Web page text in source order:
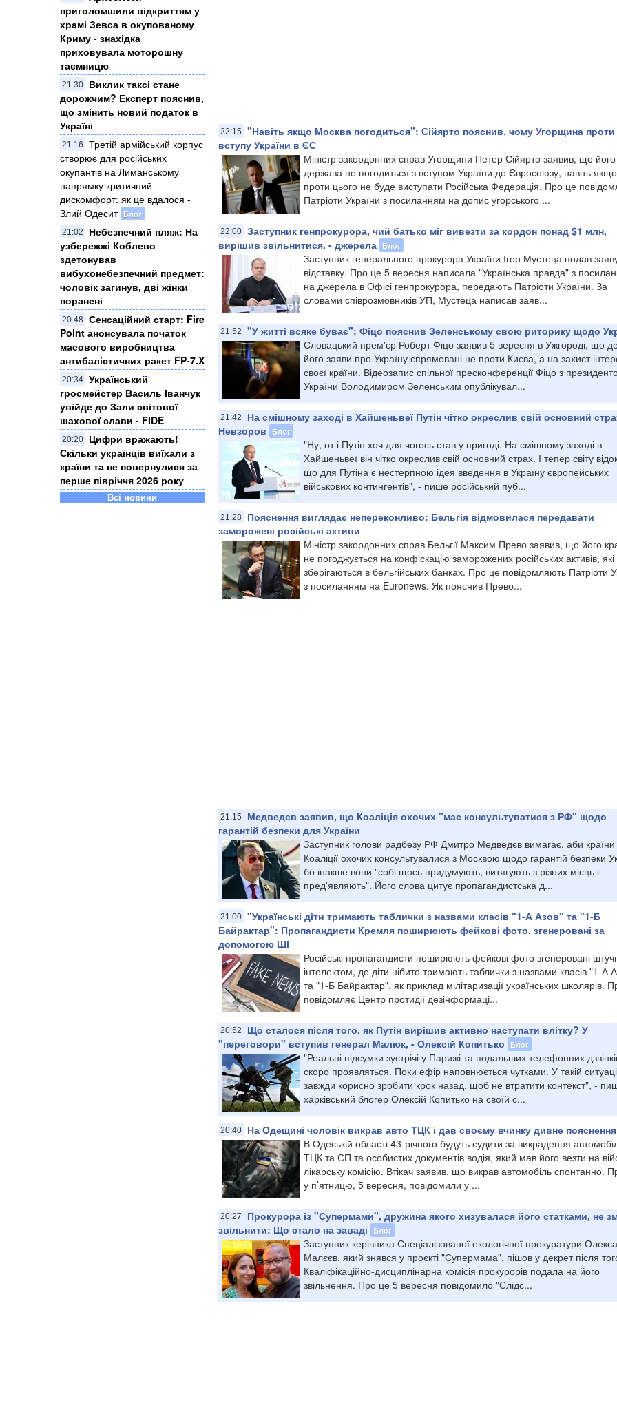
приголомшили відкриттям у
храмі Зевса в окупованому
Криму - знахідка
приховувала моторошну
таємницю
21:30
Виклик таксі стане
дорожчим? Експерт пояснив,
що змінить новий податок в
Україні
21:16
Третій армійський корпус
створює для російських
окупантів на Лиманському
напрямку критичний
дискомфорт: як це вдалося -
Злий Одесит Блог
21:02
Небезпечний пляж: На
узбережжі Коблево
здетонував
вибухонебезпечний предмет:
чоловік загинув, дві жінки
поранені
20:48 Сенсаційний старт: Fire
Point анонсувала початок
масового виробництва
антибалістичних ракет FP-7.X
20:34 Український
гросмейстер Василь Іванчук
увійде до Зали світової
шахової слави - FIDE
20:20
Цифри вражають!
Скільки українців виїхали з
країни та не повернулися за
перше півріччя 2026 року
Всі новини
22:15
"Навіть якщо Москва погодиться": Сійярто пояснив, чому Угорщина проти
вступу України в ЄС
Міністр закордонних справ Угорщини Петер Сійярто заявив, що його
держава не погодиться з вступом України до Євросоюзу, навіть якщо
проти цього не буде виступати Російська Федерація. Про це
Патріоти України з посиланням на допис угорського ...
22:00 Заступник генпрокурора, чий батько міг вивезти за кордон понад $1 млн,
вирішив звільнитися, - джерела Блог
Заступник генерального прокурора України Ігор Мустеца подав
відставку. Про це 5 вересня написала "Українська правда" з
на джерела в Офісі генпрокурора, передають Патріоти України. За
словами співрозмовників УП, Мустеца написав заяв...
21:52
"У житті всяке буває": Фіцо пояснив Зеленському свою риторику щодо
Словацький прем'єр Роберт Фіцо заявив 5 вересня в Ужгороді, що
його заяви про Україну спрямовані не проти Києва, а на захист
своєї країни. Відеозапис спільної пресконференції Фіцо з
України Володимиром Зеленським опублікувал...
21:42
На смішному заході в Хайшеньвеї Путін чітко окреслив свій основний
Невзоров
Блог
"Ну, от і Путін хоч для чогось став у пригоді. На смішному заході в
Хайшеньвеї він чітко окреслив свій основний страх. І тепер світу
що для Путіна є нестерпною ідея введення в Україну європейських
військових контингентів", - пише російський пуб...
21:28
Пояснення виглядає непереконливо: Бельгія відмовилася передавати
заморожені російські активи
Міністр закордонних справ Бельгії Максим Прево заявив, що його
не погоджується на конфіскацію заморожених російських активів, які
зберігаються в бельгійських банках. Про це повідомляють Патріоти
з посиланням на Euronews. Як пояснив Прево...
21:15
Медведєв заявив, що Коаліція охочих "має консультуватися з РФ" щодо
гарантій безпеки для України
Заступник голови радбезу РФ Дмитро Медведєв вимагає, аби країни
Коаліції охочих консультувалися з Москвою щодо гарантій безпеки
бо інакше вони "собі щось придумують, витягують з різних місць і
пред'являють". Його слова цитує пропагандистська д...
21:00 "Українські діти тримають таблички з назвами класів "1-А Азов" та "1-Б
Байрактар": Пропагандисти Кремля поширюють фейкові фото, згенеровані за
допомогою ШІ
Російські пропагандисти поширюють фейкові фото згенеровані
інтелектом, де діти нібито тримають таблички з назвами класів "1-А
та "1-Б Байрактар", як приклад мілітаризації українських школярів.
повідомляє Центр протидії дезінформаці...
20:52
Що сталося після того, як Путін вирішив активно наступати влітку? У
"переговори" вступив генерал Малюк, - Олексій Копитько
Блог
"Реальні підсумки зустрічі у Парижі та подальших телефонних
скоро проявляться. Поки ефір наповнюється чутками. У такій
завжди корисно зробити крок назад, щоб не втратити контекст", -
харківський блогер Олексій Копитько на своїй с...
20:40
На Одещині чоловік викрав авто ТЦК і дав своєму вчинку дивне пояснення
В Одеській області 43-річного будуть судити за викрадення
ТЦК та СП та особистих документів водія, який мав його везти на
лікарську комісію. Втікач заявив, що викрав автомобіль спонтанно.
у п’ятницю, 5 вересня, повідомили у ...
20:27
Прокурора із "Супермами", дружина якого хизувалася його статками, не
звільнити: Що стало на заваді
Блог
Заступник керівника Спеціалізованої екологічної прокуратури
Малєєв, який знявся у проєкті "Супермама", пішов у декрет після
Кваліфікаційно-дисциплінарна комісія прокурорів подала на його
звільнення. Про це 5 вересня повідомило "Слідс...